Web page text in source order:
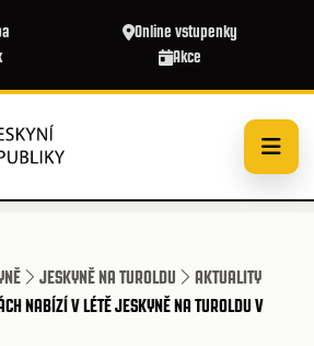
Online vstupenky
Akce
JESKYNĚ NA TUROLDU
AKTUALITY
NABÍZÍ V LÉTĚ JESKYNĚ NA TUROLDU V